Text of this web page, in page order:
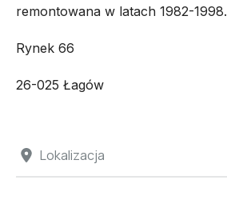
Lokalizacja
remontowana w latach 1982-1998.
Rynek 66
26-025 Łagów